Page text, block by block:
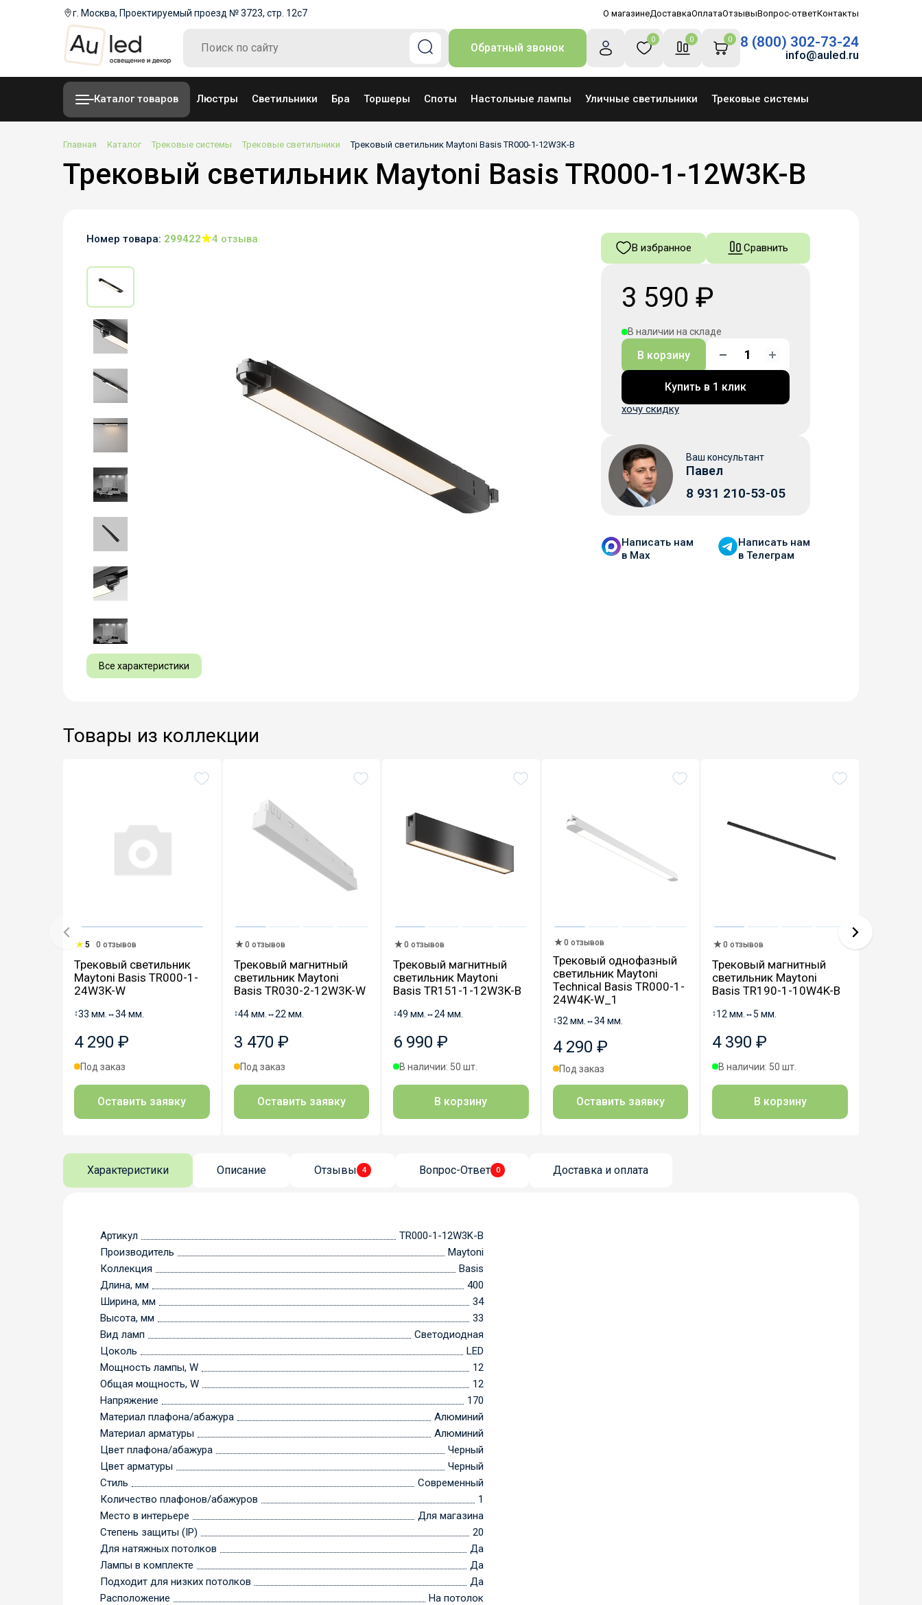
г. Москва, Проектируемый проезд № 3723, стр. 12с7 О магазинеДоставкаОплатаОтзывыВопрос-ответКонтакты
Обратный звонок
0 0 0 8 (800) 302-73-24
info@auled.ru
Каталог товаров Люстры Светильники Бра Торшеры Споты Настольные лампы Уличные светильники Трековые системы
Главная Каталог Трековые системы Трековые светильники Трековый светильник Maytoni Basis TR000-1-12W3K-B
Трековый светильник Maytoni Basis TR000-1-12W3K-B
Номер товара: 299422 4 отзыва
Все характеристики
Ваш консультант
Павел
8 931 210-53-05
Написать нам
в Мax
Написать нам
в Телеграм
В избранное Сравнить
3 590 ₽
В наличии на складе
В корзину
Купить в 1 клик
хочу скидку
Товары из коллекции
5 0 отзывов
Трековый светильник
Maytoni Basis TR000-1-
24W3K-W
↕33 мм. ↔34 мм.
4 290 ₽
Под заказ
Оставить заявку
0 отзывов
Трековый магнитный
светильник Maytoni
Basis TR030-2-12W3K-W
↕44 мм. ↔22 мм.
3 470 ₽
Под заказ
Оставить заявку
0 отзывов
Трековый магнитный
светильник Maytoni
Basis TR151-1-12W3K-B
↕49 мм. ↔24 мм.
6 990 ₽
В наличии: 50 шт.
В корзину
0 отзывов
Трековый однофазный
светильник Maytoni
Technical Basis TR000-1-
24W4K-W_1
↕32 мм. ↔34 мм.
4 290 ₽
Под заказ
Оставить заявку
0 отзывов
Трековый магнитный
светильник Maytoni
Basis TR190-1-10W4K-B
↕12 мм. ↔5 мм.
4 390 ₽
В наличии: 50 шт.
В корзину
Характеристики Описание Отзывы 4 Вопрос-Ответ 0 Доставка и оплата
Артикул
TR000-1-12W3K-B
Производитель
Maytoni
Коллекция
Basis
Длина, мм
400
Ширина, мм
34
Высота, мм
33
Вид ламп
Светодиодная
Цоколь
LED
Мощность лампы, W
12
Общая мощность, W
12
Напряжение
170
Материал плафона/абажура
Алюминий
Материал арматуры
Алюминий
Цвет плафона/абажура
Черный
Цвет арматуры
Черный
Стиль
Современный
Количество плафонов/абажуров
1
Место в интерьере
Для магазина
Степень защиты (IP)
20
Для натяжных потолков
Да
Лампы в комплекте
Да
Подходит для низких потолков
Да
Расположение
На потолок